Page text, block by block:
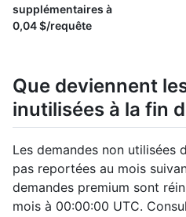
supplémentaires à
0,04 $/requête
Que deviennent
inutilisées à la fin
Les demandes non utilisées
pas reportées au mois
demandes premium sont
mois à 00:00:00 UTC.